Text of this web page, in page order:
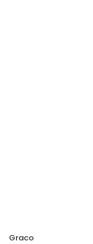
Graco